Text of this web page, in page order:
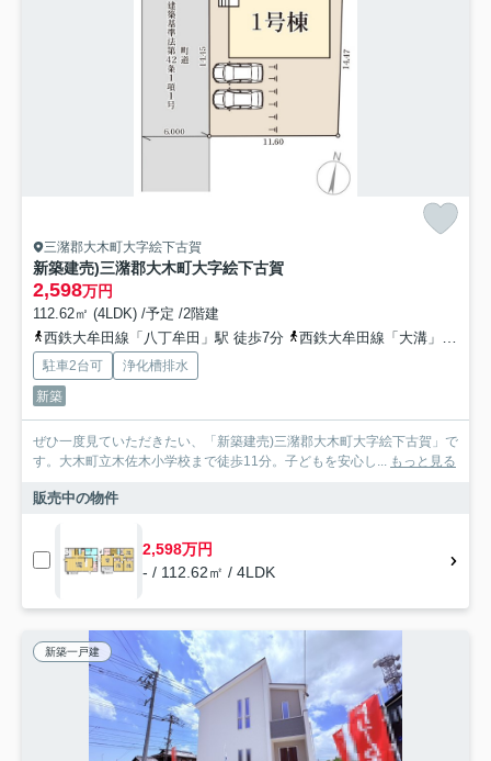
三潴郡大木町大字絵下古賀
新築建売)三潴郡大木町大字絵下古賀
2,598万円
112.62㎡ (4LDK) /予定 /2階建
西鉄大牟田線「八丁牟田」駅 徒歩7分
西鉄大牟田線「大溝」駅 徒歩35分
駐車2台可
浄化槽排水
新築
ぜひ一度見ていただきたい、「新築建売)三潴郡大木町大字絵下古賀」で
す。大木町立木佐木小学校まで徒歩11分。子どもを安心し...
もっと見る
販売中の物件
2,598万円
- / 112.62㎡ / 4LDK
新築一戸建